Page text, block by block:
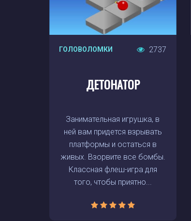
ГОЛОВОЛОМКИ 2737
ДЕТОНАТОР
Занимательная игрушка, в
ней вам придется взрывать
платформы и остаться в
живых. Взорвите все бомбы.
Классная флеш-игра для
того, чтобы приятно...